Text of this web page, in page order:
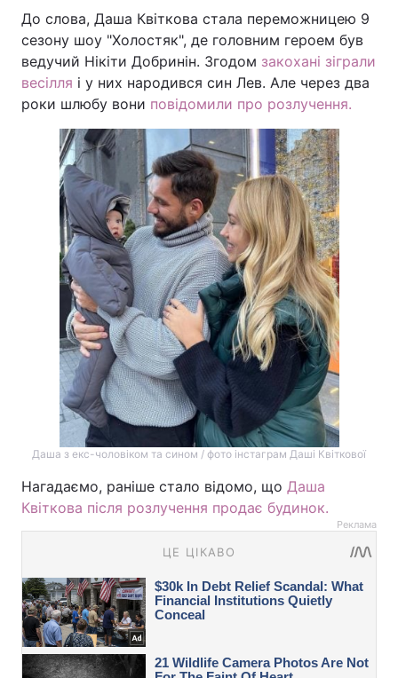
До слова, Даша Квіткова стала переможницею 9
сезону шоу "Холостяк", де головним героем був
ведучий Нікіти Добринін. Згодом закохані зіграли
весілля і у них народився син Лев. Але через два
роки шлюбу вони повідомили про розлучення.
Даша з екс-чоловіком та сином / фото інстаграм Даші Квіткової
Нагадаємо, раніше стало відомо, що Даша
Квіткова після розлучення продає будинок.
Реклама